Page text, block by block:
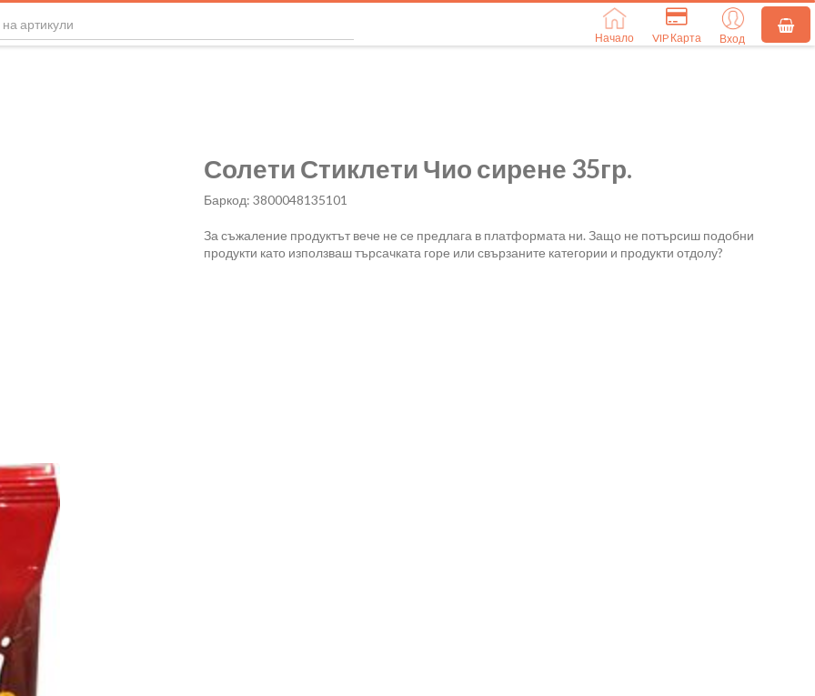
Начало VIP Карта Вход
Солети Стиклети Чио сирене 35гр.
Баркод: 3800048135101
За съжаление продуктът вече не се предлага в платформата ни. Защо не потърсиш подобни
продукти като използваш търсачката горе или свързаните категории и продукти отдолу?